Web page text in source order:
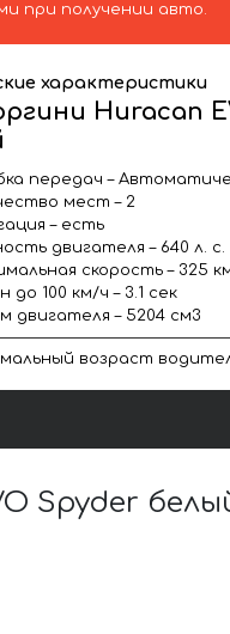
при получении авто.
характеристики
Huracan
передач –
мест – 2
– есть
двигателя – 640 л. с.
скорость – 325
до 100 км/ч – 3.1 сек
двигателя – 5204 см3
возраст
Spyder